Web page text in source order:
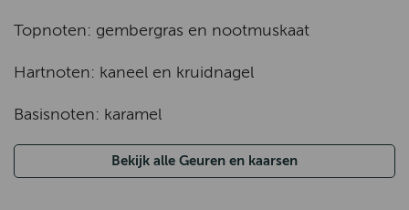
Topnoten: gembergras en nootmuskaat
Hartnoten: kaneel en kruidnagel
Basisnoten: karamel
Bekijk alle Geuren en kaarsen